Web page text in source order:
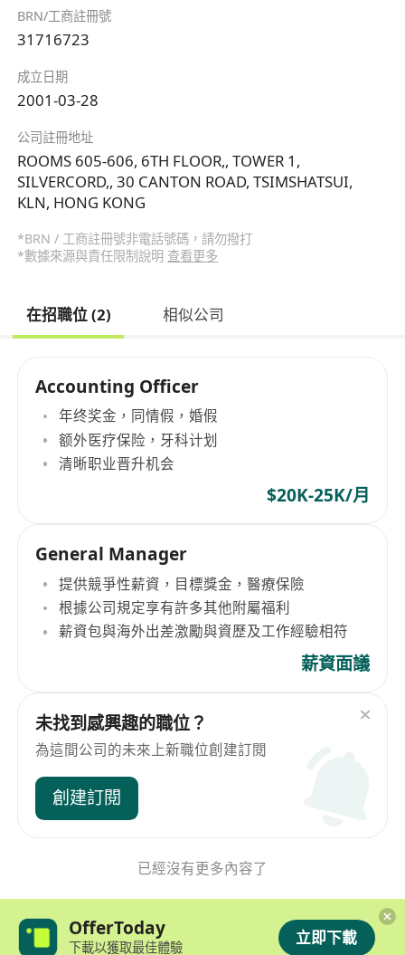
BRN/工商註冊號
31716723
成立日期
2001-03-28
公司註冊地址
ROOMS 605-606, 6TH FLOOR,, TOWER 1,
SILVERCORD,, 30 CANTON ROAD, TSIMSHATSUI,
KLN, HONG KONG
*BRN / 工商註冊號非電話號碼，請勿撥打
*數據來源與責任限制說明 查看更多
在招職位 (2) 相似公司
Accounting Officer
年终奖金，同情假，婚假
额外医疗保险，牙科计划
清晰职业晋升机会
$20K-25K/月
General Manager
提供競爭性薪資，目標獎金，醫療保險
根據公司規定享有許多其他附屬福利
薪資包與海外出差激勵與資歷及工作經驗相符
薪資面議
未找到感興趣的職位？
為這間公司的未來上新職位創建訂閱
創建訂閱
已經沒有更多內容了
OfferToday
下載以獲取最佳體驗 立即下載